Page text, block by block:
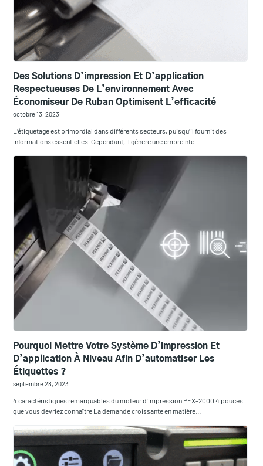
Des Solutions D’impression Et D’application
Respectueuses De L’environnement Avec
Économiseur De Ruban Optimisent L’efficacité
octobre 13, 2023
L’étiquetage est primordial dans différents secteurs, puisqu’il fournit des
informations essentielles. Cependant, il génère une empreinte…
Pourquoi Mettre Votre Système D’impression Et
D’application À Niveau Afin D’automatiser Les
Étiquettes ?
septembre 28, 2023
4 caractéristiques remarquables du moteur d’impression PEX-2000 4 pouces
que vous devriez connaître La demande croissante en matière…